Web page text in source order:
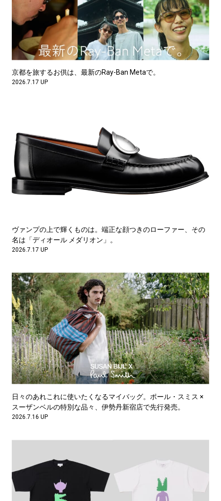
京都を旅するお供は、最新のRay-Ban Metaで。
2026.7.17 UP
ヴァンプの上で輝くものは。端正な顔つきのローファー、その
名は「ディオール メダリオン」。
2026.7.17 UP
日々のあれこれに使いたくなるマイバッグ。ポール・スミス ×
スーザンベルの特別な品々、伊勢丹新宿店で先行発売。
2026.7.16 UP